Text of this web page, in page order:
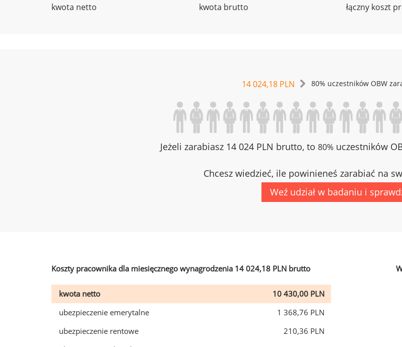
kwota netto kwota brutto łączny koszt
14 024,18 PLN 80% uczestników OBW
Jeżeli zarabiasz 14 024 PLN brutto, to 80% uczestników
Chcesz wiedzieć, ile powinieneś zarabiać na
Weź udział w badaniu i
Koszty pracownika dla miesięcznego wynagrodzenia 14 024,18 PLN brutto
kwota netto
10 430,00 PLN
ubezpieczenie emerytalne
1 368,76 PLN
ubezpieczenie rentowe
210,36 PLN